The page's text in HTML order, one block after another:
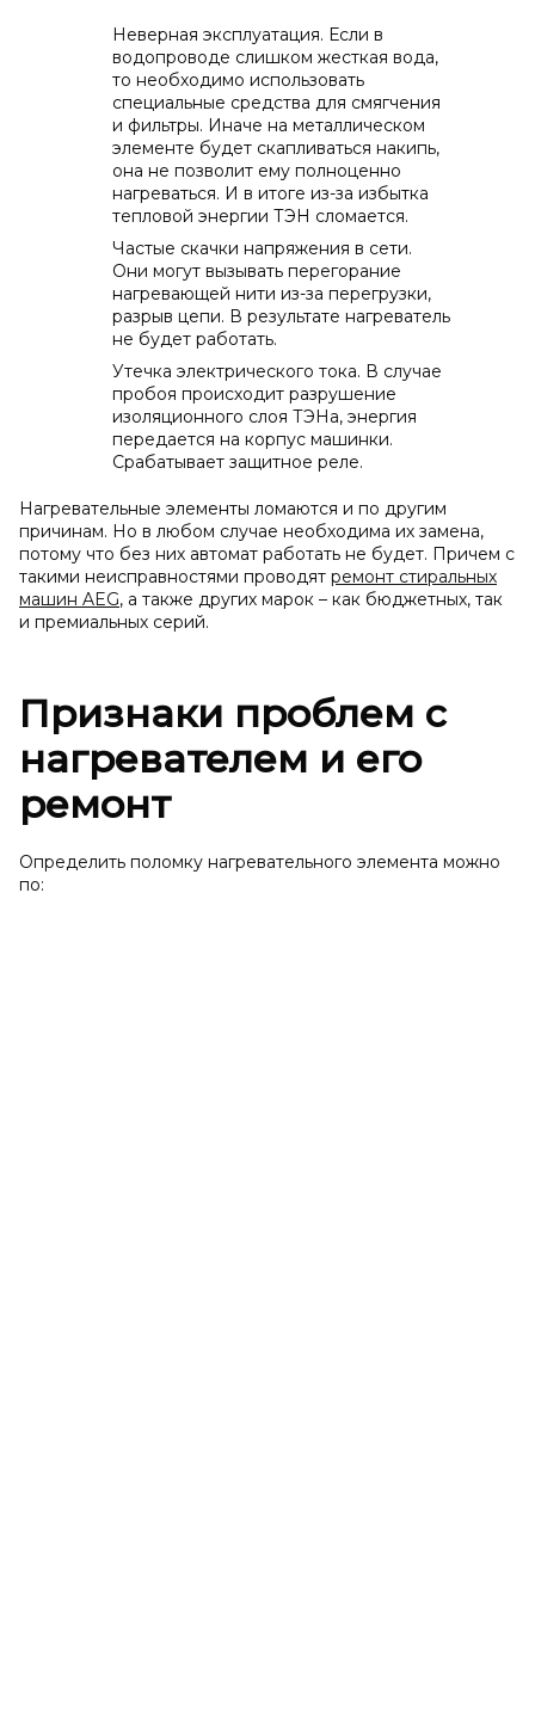
Неверная эксплуатация. Если в
водопроводе слишком жесткая вода,
то необходимо использовать
специальные средства для смягчения
и фильтры. Иначе на металлическом
элементе будет скапливаться накипь,
она не позволит ему полноценно
нагреваться. И в итоге из-за избытка
тепловой энергии ТЭН сломается.
Частые скачки напряжения в сети.
Они могут вызывать перегорание
нагревающей нити из-за перегрузки,
разрыв цепи. В результате нагреватель
не будет работать.
Утечка электрического тока. В случае
пробоя происходит разрушение
изоляционного слоя ТЭНа, энергия
передается на корпус машинки.
Срабатывает защитное реле.
Нагревательные элементы ломаются и по другим
причинам. Но в любом случае необходима их замена,
потому что без них автомат работать не будет. Причем с
такими неисправностями проводят ремонт стиральных
машин AEG, а также других марок – как бюджетных, так
и премиальных серий.
Признаки проблем с
нагревателем и его
ремонт
Определить поломку нагревательного элемента можно
по: